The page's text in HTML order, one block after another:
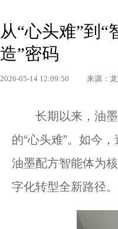
从“心头难”到
造”密码
2026-05-14 12:09:50 来源：
长期以来，油墨
的“心头难”。如今
油墨配方智能体为
字化转型全新路径。